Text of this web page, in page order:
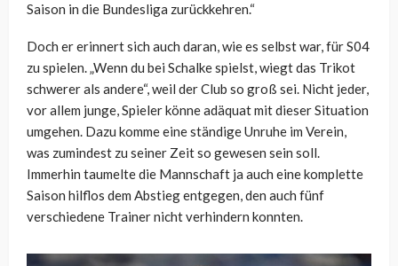
Saison in die Bundesliga zurückkehren.“
Doch er erinnert sich auch daran, wie es selbst war, für S04
zu spielen. „Wenn du bei Schalke spielst, wiegt das Trikot
schwerer als andere“, weil der Club so groß sei. Nicht jeder,
vor allem junge, Spieler könne adäquat mit dieser Situation
umgehen. Dazu komme eine ständige Unruhe im Verein,
was zumindest zu seiner Zeit so gewesen sein soll.
Immerhin taumelte die Mannschaft ja auch eine komplette
Saison hilflos dem Abstieg entgegen, den auch fünf
verschiedene Trainer nicht verhindern konnten.